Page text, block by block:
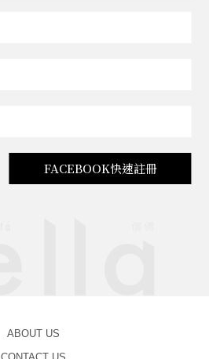
FACEBOOK快速註冊
ABOUT US